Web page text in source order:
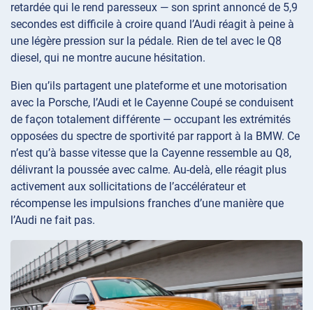
retardée qui le rend paresseux — son sprint annoncé de 5,9
secondes est difficile à croire quand l’Audi réagit à peine à
une légère pression sur la pédale. Rien de tel avec le Q8
diesel, qui ne montre aucune hésitation.
Bien qu’ils partagent une plateforme et une motorisation
avec la Porsche, l’Audi et le Cayenne Coupé se conduisent
de façon totalement différente — occupant les extrémités
opposées du spectre de sportivité par rapport à la BMW. Ce
n’est qu’à basse vitesse que la Cayenne ressemble au Q8,
délivrant la poussée avec calme. Au-delà, elle réagit plus
activement aux sollicitations de l’accélérateur et
récompense les impulsions franches d’une manière que
l’Audi ne fait pas.